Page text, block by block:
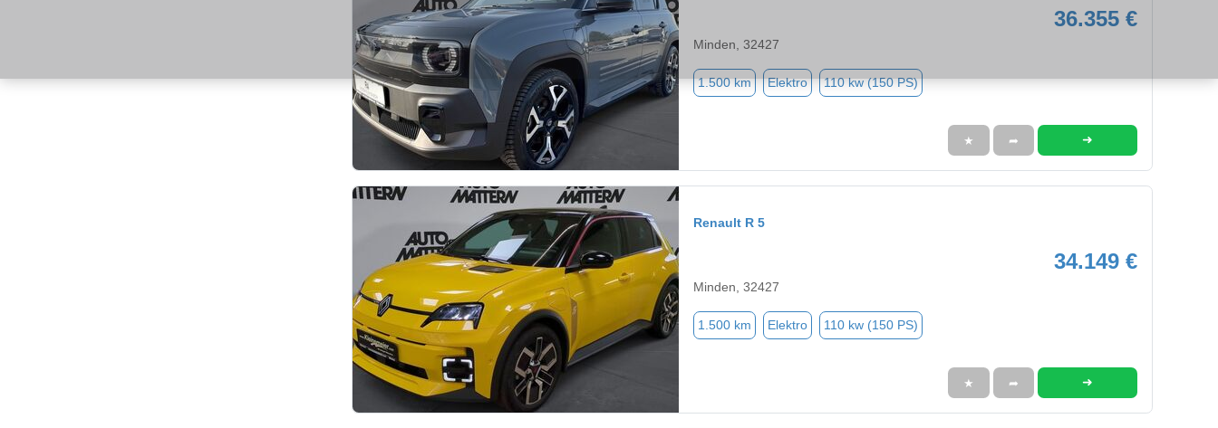
36.355 €
Minden, 32427
1.500 km Elektro 110 kw (150 PS)
★ ➦ ➜
Renault R 5
34.149 €
Minden, 32427
1.500 km Elektro 110 kw (150 PS)
★ ➦ ➜